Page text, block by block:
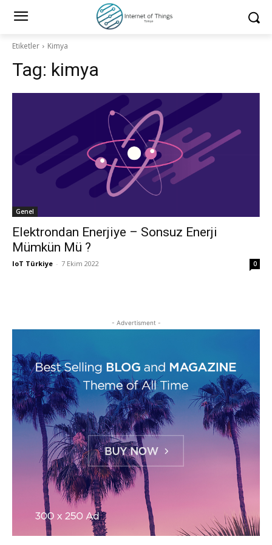
Etiketler Kimya
Tag: kimya
Genel
Elektrondan Enerjiye – Sonsuz Enerji
Mümkün Mü ?
IoT Türkiye - 7 Ekim 2022 0
- Advertisment -